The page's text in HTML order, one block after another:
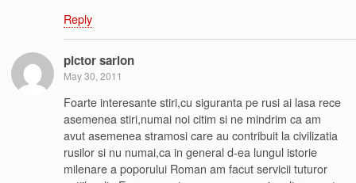
Reply
pictor sarion
May 30, 2011
Foarte interesante stiri,cu siguranta pe rusi ai lasa rece
asemenea stiri,numai noi citim si ne mindrim ca am
avut asemenea stramosi care au contribuit la civilizatia
rusilor si nu numai,ca in general d-ea lungul istorie
milenare a poporului Roman am facut servicii tuturor